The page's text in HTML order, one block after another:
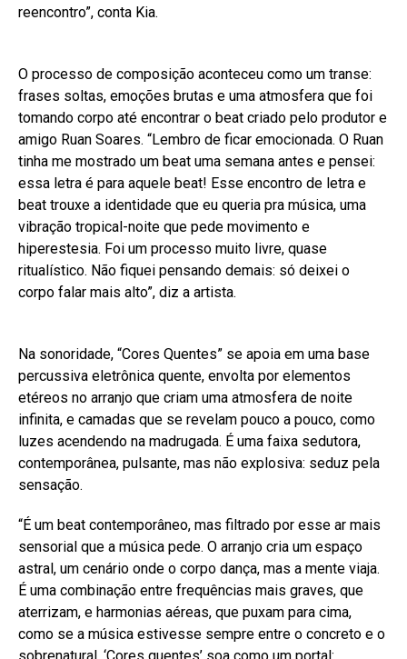
reencontro”, conta Kia.
O processo de composição aconteceu como um transe:
frases soltas, emoções brutas e uma atmosfera que foi
tomando corpo até encontrar o beat criado pelo produtor e
amigo Ruan Soares. “Lembro de ficar emocionada. O Ruan
tinha me mostrado um beat uma semana antes e pensei:
essa letra é para aquele beat! Esse encontro de letra e
beat trouxe a identidade que eu queria pra música, uma
vibração tropical-noite que pede movimento e
hiperestesia. Foi um processo muito livre, quase
ritualístico. Não fiquei pensando demais: só deixei o
corpo falar mais alto”, diz a artista.
Na sonoridade, “Cores Quentes” se apoia em uma base
percussiva eletrônica quente, envolta por elementos
etéreos no arranjo que criam uma atmosfera de noite
infinita, e camadas que se revelam pouco a pouco, como
luzes acendendo na madrugada. É uma faixa sedutora,
contemporânea, pulsante, mas não explosiva: seduz pela
sensação.
“É um beat contemporâneo, mas filtrado por esse ar mais
sensorial que a música pede. O arranjo cria um espaço
astral, um cenário onde o corpo dança, mas a mente viaja.
É uma combinação entre frequências mais graves, que
aterrizam, e harmonias aéreas, que puxam para cima,
como se a música estivesse sempre entre o concreto e o
sobrenatural. ‘Cores quentes’ soa como um portal: